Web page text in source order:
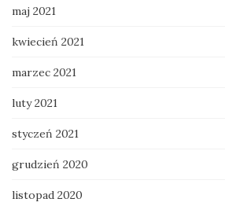
maj 2021
kwiecień 2021
marzec 2021
luty 2021
styczeń 2021
grudzień 2020
listopad 2020